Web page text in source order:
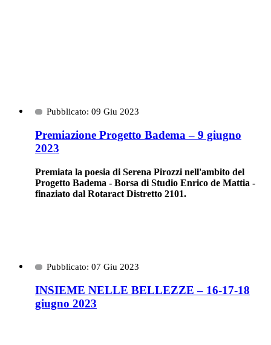
Pubblicato: 09 Giu 2023
Premiazione Progetto Badema – 9 giugno
2023
Premiata la poesia di Serena Pirozzi nell'ambito del
Progetto Badema - Borsa di Studio Enrico de Mattia -
finaziato dal Rotaract Distretto 2101.
Pubblicato: 07 Giu 2023
INSIEME NELLE BELLEZZE – 16-17-18
giugno 2023